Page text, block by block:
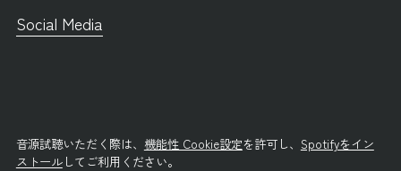
Social Media
音源試聴いただく際は、 機能性 Cookie設定を許可し、 Spotifyをイン
ストールしてご利用ください。